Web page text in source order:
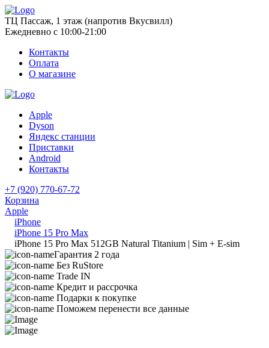
ТЦ Пассаж, 1 этаж (напротив Вкусвилл)
Ежедневно с 10:00-21:00
Контакты
Оплата
О магазине
Apple
Dyson
Яндекс станции
Приставки
Android
Контакты
+7 (920) 770-67-72
Корзина
Apple
iPhone
iPhone 15 Pro Max
iPhone 15 Pro Max 512GB Natural Titanium | Sim + E-sim
Гарантия 2 года
Без RuStore
Trade IN
Кредит и рассрочка
Подарки к покупке
Поможем перенести все данные